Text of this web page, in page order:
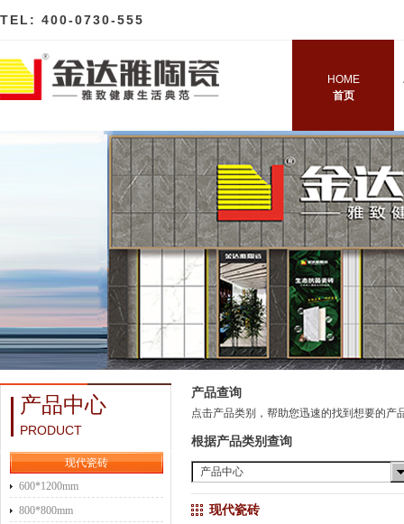
TEL: 400-0730-555
HOME
首页
产品中心
PRODUCT
现代瓷砖
600*1200mm
800*800mm
产品查询
点击产品类别，帮助您迅速的找到想要的产
根据产品类别查询
产品中心
现代瓷砖